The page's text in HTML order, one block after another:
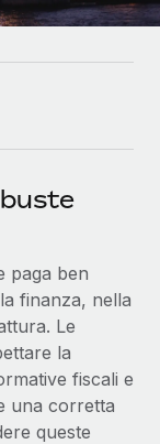
paga ben
finanza, nella
Le
la
fiscali e
una corretta
queste